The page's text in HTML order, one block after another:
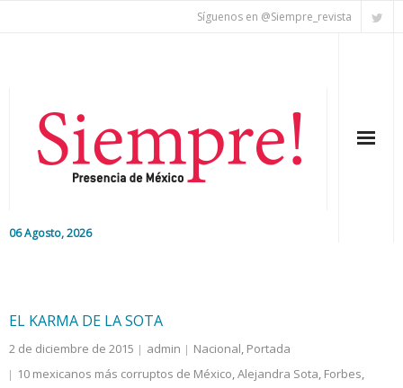
Síguenos en @Siempre_revista
06 Agosto, 2026
Nacional
EL KARMA DE LA SOTA
2 de diciembre de 2015 admin Nacional, Portada
10 mexicanos más corruptos de México,Alejandra Sota, Forbes,